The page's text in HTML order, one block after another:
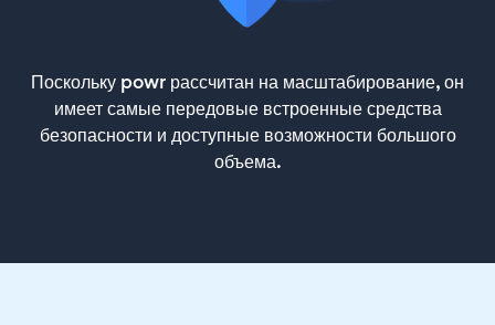
Поскольку powr рассчитан на масштабирование, он
имеет самые передовые встроенные средства
безопасности и доступные возможности большого
объема.